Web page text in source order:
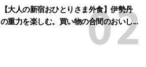
【大人の新宿おひとりさま外食】伊勢丹
の重力を楽しむ。買い物の合間のおいし...